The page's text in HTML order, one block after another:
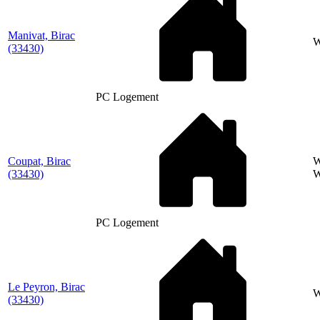
Manivat, Birac
(33430)
PC Logement
Coupat, Birac
(33430)
PC Logement
Le Peyron, Birac
(33430)